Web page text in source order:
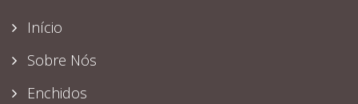
Início
Sobre Nós
Enchidos